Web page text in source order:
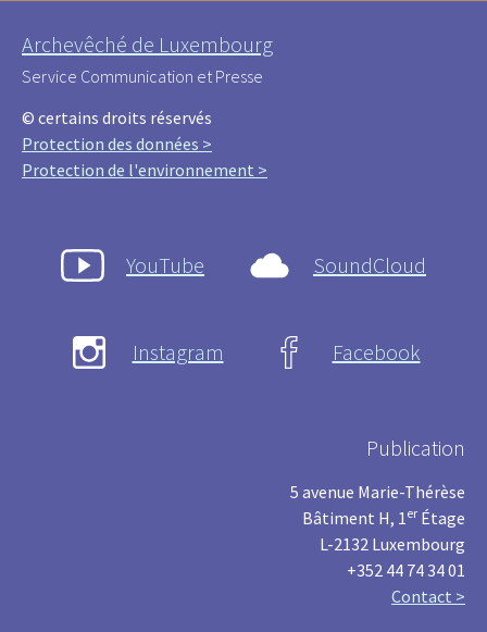
Archevêché de Luxembourg
Service Communication et Presse
© certains droits réservés
Protection des données >
Protection de l'environnement >
YouTube SoundCloud
Instagram Facebook
Publication
5 avenue Marie-Thérèse
Bâtiment H, 1 er Étage
L-2132 Luxembourg
+352 44 74 34 01
Contact >